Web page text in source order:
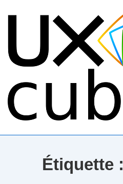
contenu
Étiquette :